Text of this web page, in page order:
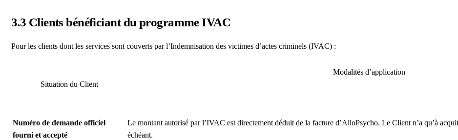
3.3 Clients bénéficiant du programme IVAC
Pour les clients dont les services sont couverts par l’Indemnisation des victimes d’actes criminels (IVAC) :
Situation du Client
Modalités d’application
Numéro de demande officiel
fourni et accepté
Le montant autorisé par l’IVAC est directement déduit de la facture d’AlloPsycho. Le Client n’a qu’à
échéant.